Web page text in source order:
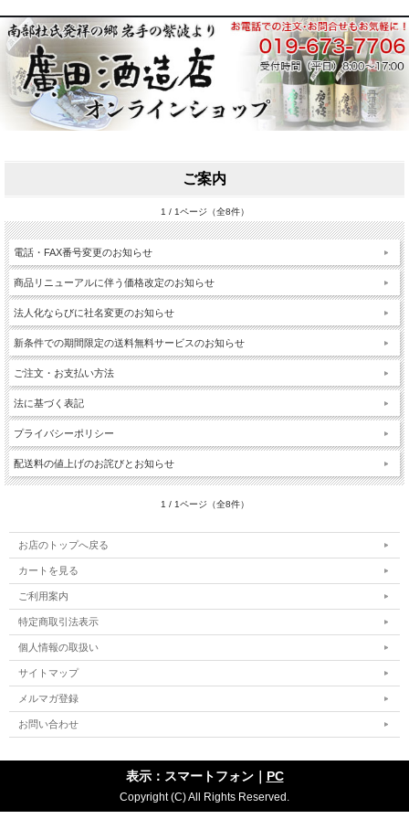
ご案内
1 / 1ページ（全8件）
電話・FAX番号変更のお知らせ
商品リニューアルに伴う価格改定のお知らせ
法人化ならびに社名変更のお知らせ
新条件での期間限定の送料無料サービスのお知らせ
ご注文・お支払い方法
法に基づく表記
プライバシーポリシー
配送料の値上げのお詫びとお知らせ
1 / 1ページ（全8件）
お店のトップへ戻る
カートを見る
ご利用案内
特定商取引法表示
個人情報の取扱い
サイトマップ
メルマガ登録
お問い合わせ
表示：スマートフォン｜ PC
Copyright (C) All Rights Reserved.